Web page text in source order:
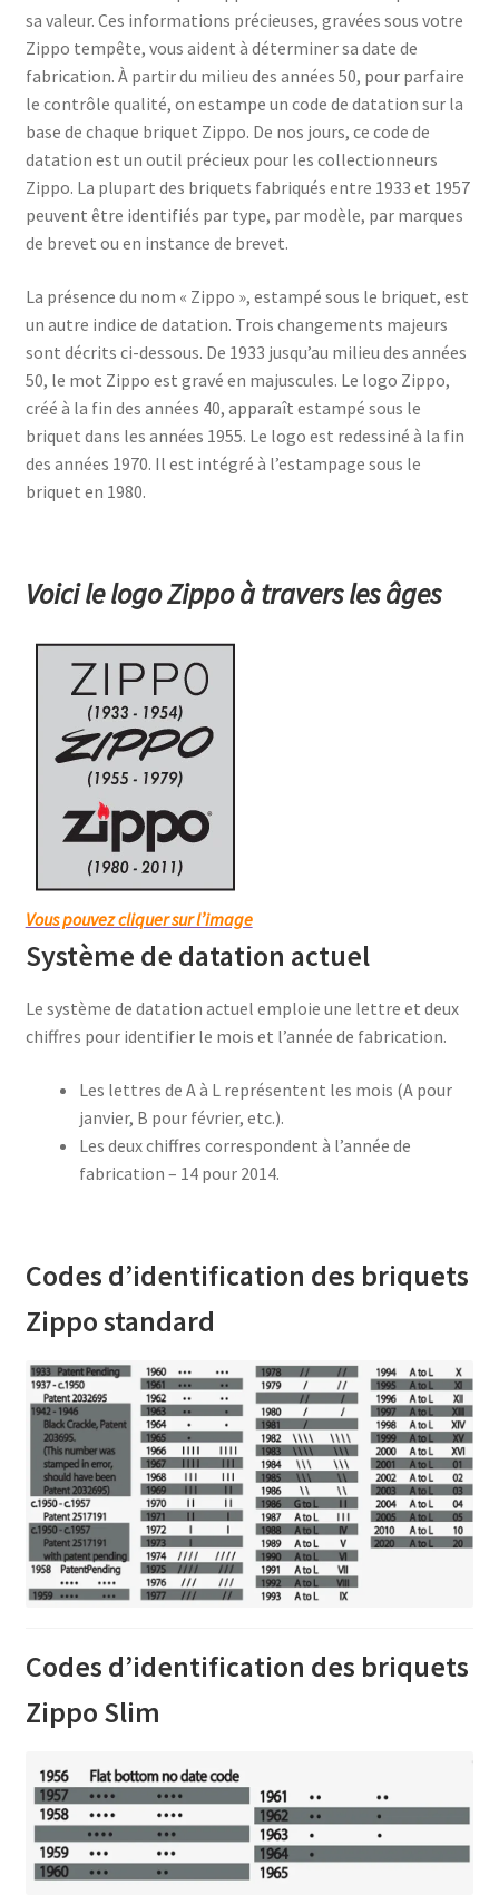
sa valeur. Ces informations précieuses, gravées sous votre
Zippo tempête, vous aident à déterminer sa date de
fabrication. À partir du milieu des années 50, pour parfaire
le contrôle qualité, on estampe un code de datation sur la
base de chaque briquet Zippo. De nos jours, ce code de
datation est un outil précieux pour les collectionneurs
Zippo. La plupart des briquets fabriqués entre 1933 et 1957
peuvent être identifiés par type, par modèle, par marques
de brevet ou en instance de brevet.
La présence du nom « Zippo », estampé sous le briquet, est
un autre indice de datation. Trois changements majeurs
sont décrits ci-dessous. De 1933 jusqu’au milieu des années
50, le mot Zippo est gravé en majuscules. Le logo Zippo,
créé à la fin des années 40, apparaît estampé sous le
briquet dans les années 1955. Le logo est redessiné à la fin
des années 1970. Il est intégré à l’estampage sous le
briquet en 1980.
Voici le logo Zippo à travers les âges
Vous pouvez cliquer sur l’image
Système de datation actuel
Le système de datation actuel emploie une lettre et deux
chiffres pour identifier le mois et l’année de fabrication.
Les lettres de A à L représentent les mois (A pour
janvier, B pour février, etc.).
Les deux chiffres correspondent à l’année de
fabrication – 14 pour 2014.
Codes d’identification des briquets
Zippo standard
Codes d’identification des briquets
Zippo Slim